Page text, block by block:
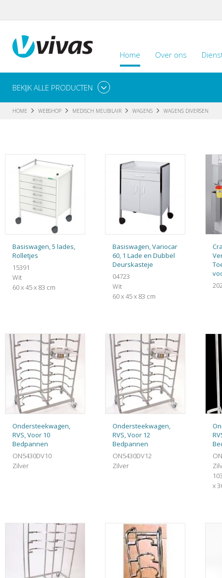
Home Over ons
BEKIJK ALLE PRODUCTEN
HOME WEBSHOP MEDISCH MEUBILAIR WAGENS WAGENS DIVERSEN
Basiswagen, 5 lades,
Rolletjes
15391
Wit
60 x 45 x 83 cm
Basiswagen, Variocar
60, 1 Lade en Dubbel
Deurskasteje
04723
Wit
60 x 45 x 83 cm
Ondersteekwagen,
RVS, Voor 10
Bedpannen
ON5430DV10
Zilver
Ondersteekwagen,
RVS, Voor 12
Bedpannen
ON5430DV12
Zilver
x